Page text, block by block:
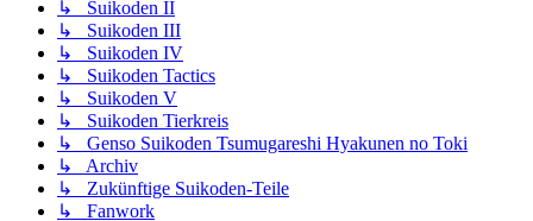
↳ Suikoden II
↳ Suikoden III
↳ Suikoden IV
↳ Suikoden Tactics
↳ Suikoden V
↳ Suikoden Tierkreis
↳ Genso Suikoden Tsumugareshi Hyakunen no Toki
↳ Archiv
↳ Zukünftige Suikoden-Teile
↳ Fanwork